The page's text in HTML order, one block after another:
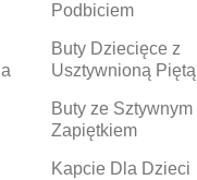
Podbiciem
Buty Dziecięce z
Usztywnioną Piętą
Buty ze Sztywnym
Zapiętkiem
Kapcie Dla Dzieci